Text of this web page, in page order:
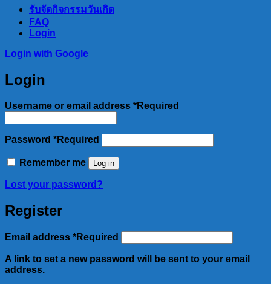
รับจัดกิจกรรมวันเกิด
FAQ
Login
Login with Google
Login
Username or email address *Required
Password *Required
Remember me Log in
Lost your password?
Register
Email address *Required
A link to set a new password will be sent to your email
address.